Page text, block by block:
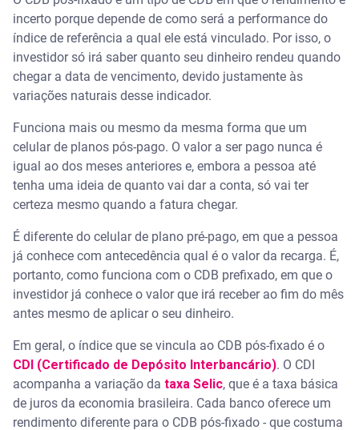
incerto porque depende de como será a performance do
índice de referência a qual ele está vinculado. Por isso, o
investidor só irá saber quanto seu dinheiro rendeu quando
chegar a data de vencimento, devido justamente às
variações naturais desse indicador.
Funciona mais ou mesmo da mesma forma que um
celular de planos pós-pago. O valor a ser pago nunca é
igual ao dos meses anteriores e, embora a pessoa até
tenha uma ideia de quanto vai dar a conta, só vai ter
certeza mesmo quando a fatura chegar.
É diferente do celular de plano pré-pago, em que a pessoa
já conhece com antecedência qual é o valor da recarga. É,
portanto, como funciona com o CDB prefixado, em que o
investidor já conhece o valor que irá receber ao fim do mês
antes mesmo de aplicar o seu dinheiro.
Em geral, o índice que se vincula ao CDB pós-fixado é o
CDI (Certificado de Depósito Interbancário). O CDI
acompanha a variação da taxa Selic, que é a taxa básica
de juros da economia brasileira. Cada banco oferece um
rendimento diferente para o CDB pós-fixado - que costuma